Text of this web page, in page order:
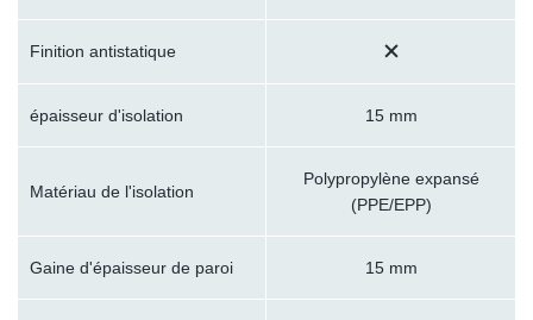
Finition antistatique
épaisseur d'isolation 15 mm
Matériau de l'isolation
Polypropylène expansé
(PPE/EPP)
Gaine d'épaisseur de paroi 15 mm